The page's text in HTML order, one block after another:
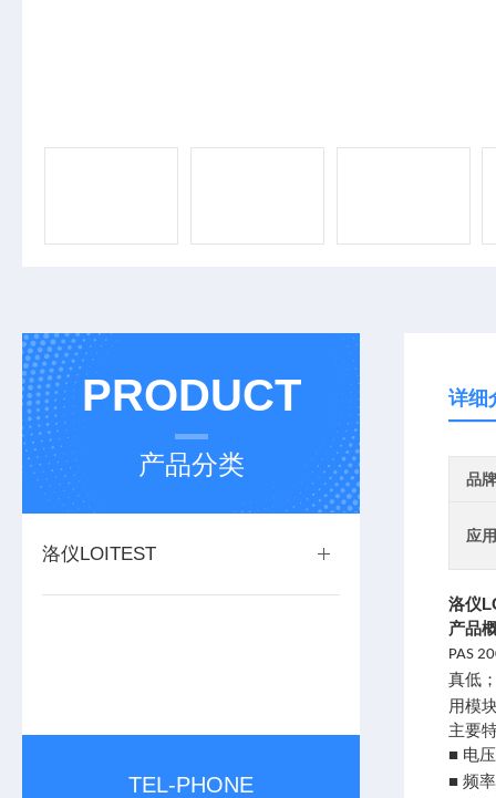
PRODUCT
产品分类
洛仪LOITEST
TEL-PHONE
详细
品牌
应
洛仪
产品
PAS
真低
用模
主要
■ 电
■ 频